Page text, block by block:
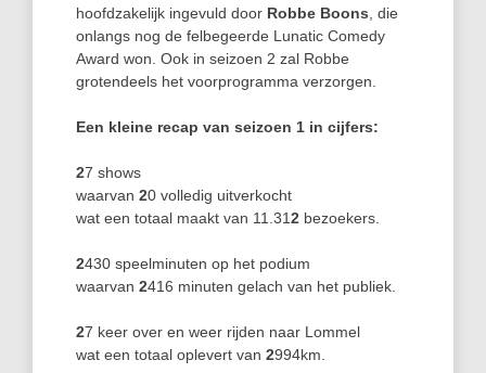
hoofdzakelijk ingevuld door Robbe Boons , die
onlangs nog de felbegeerde Lunatic Comedy
Award won. Ook in seizoen 2 zal Robbe
grotendeels het voorprogramma verzorgen.
Een kleine recap van seizoen 1 in cijfers:
27 shows
waarvan 20 volledig uitverkocht
wat een totaal maakt van 11.312 bezoekers.
2430 speelminuten op het podium
waarvan 2416 minuten gelach van het publiek.
27 keer over en weer rijden naar Lommel
wat een totaal oplevert van 2994km.